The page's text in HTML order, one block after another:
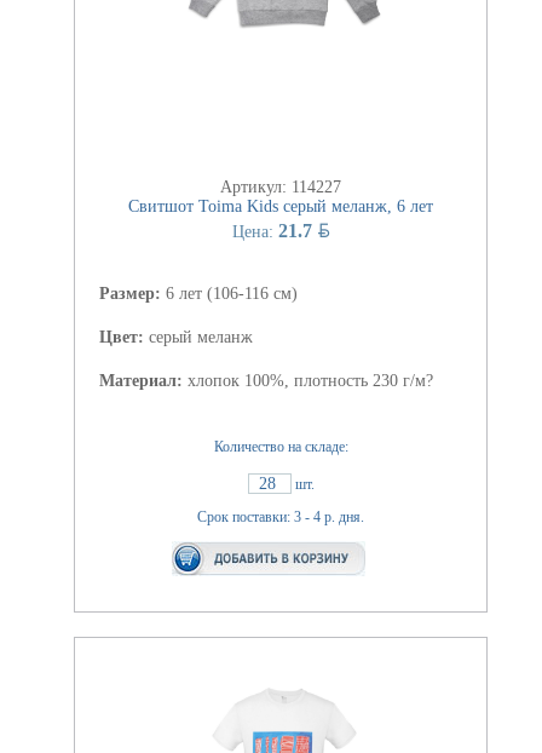
Артикул: 114227
Свитшот Toima Kids серый меланж, 6 лет
Цена: 21.7 BYN
Размер: 6 лет (106-116 см)
Цвет: серый меланж
Материал: хлопок 100%, плотность 230 г/м?
Количество на складе:
28
шт.
Срок поставки: 3 - 4 р. дня.